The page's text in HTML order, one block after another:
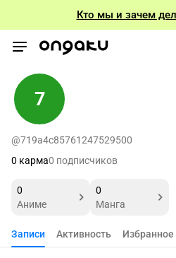
Кто мы и зачем
7
@719a4c85761247529500
0 карма0 подписчиков
0
Аниме
0
Манга
Записи Активность Избранное